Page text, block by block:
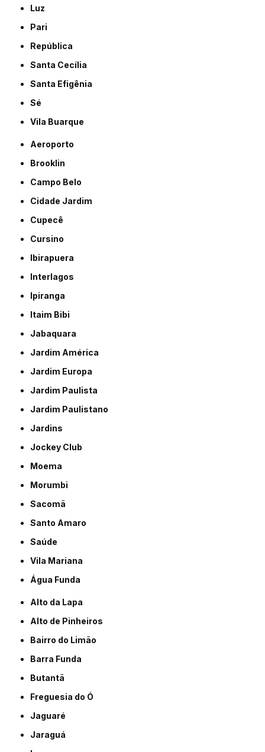
Luz
Pari
República
Santa Cecília
Santa Efigênia
Sé
Vila Buarque
Aeroporto
Brooklin
Campo Belo
Cidade Jardim
Cupecê
Cursino
Ibirapuera
Interlagos
Ipiranga
Itaim Bibi
Jabaquara
Jardim América
Jardim Europa
Jardim Paulista
Jardim Paulistano
Jardins
Jockey Club
Moema
Morumbi
Sacomã
Santo Amaro
Saúde
Vila Mariana
Água Funda
Alto da Lapa
Alto de Pinheiros
Bairro do Limão
Barra Funda
Butantã
Freguesia do Ó
Jaguaré
Jaraguá